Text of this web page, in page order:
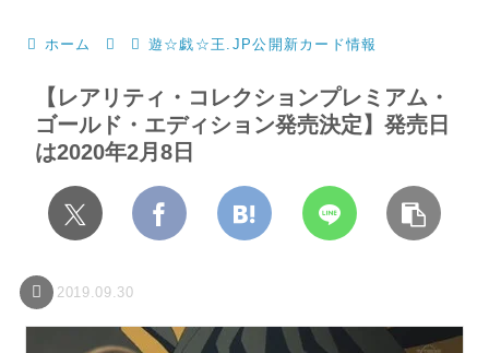
ホーム 遊☆戯☆王.JP公開新カード情報
【レアリティ・コレクションプレミアム・
ゴールド・エディション発売決定】発売日
は2020年2月8日
2019.09.30